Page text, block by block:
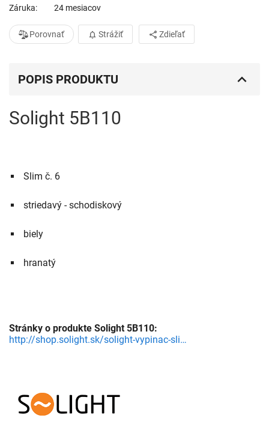
Záruka
24 mesiacov
Porovnať Strážiť Zdieľať
POPIS PRODUKTU
Solight 5B110
Slim č. 6
striedavý - schodiskový
biely
hranatý
Stránky o produkte Solight 5B110:
http://shop.solight.sk/solight-vypinac-slim-c-6-striedavy--schodiskovy-biely-detail-2V4200